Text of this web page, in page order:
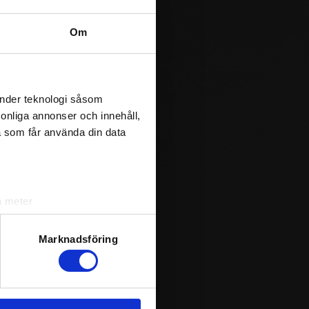
Om
teknologi såsom
annonser och innehåll,
får använda din data
meter
. Du kan ändra
funktioner för
information från din enhet
Marknadsföring
16
19:16
2
28:13
(+).
- IF Mölndal Hockey